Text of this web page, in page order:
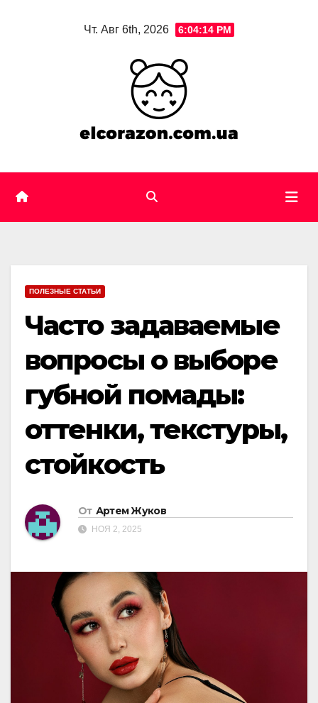
Чт. Авг 6th, 2026 6:04:16 PM
ПОЛЕЗНЫЕ СТАТЬИ
Часто задаваемые
вопросы о выборе
губной помады:
оттенки, текстуры,
стойкость
От Артем Жуков
НОЯ 2, 2025